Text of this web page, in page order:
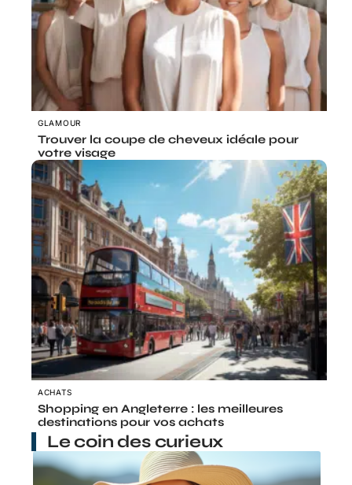
GLAMOUR
Trouver la coupe de cheveux idéale pour
votre visage
ACHATS
Shopping en Angleterre : les meilleures
destinations pour vos achats
Le coin des curieux